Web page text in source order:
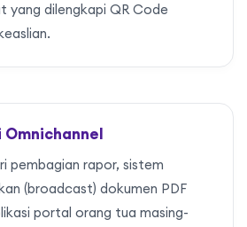
yang dilengkapi QR Code
pembagian rapor, sistem
(broadcast) dokumen PDF
portal orang tua masing-